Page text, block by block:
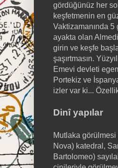
gördüğünüz her
keşfetmenin en
Vaktizamanında 5
ayakta olan
girin ve keşfe
şaşırtmasın.
Emevi devleti
Portekiz ve
izler var ki...
Dinî yapılar
Mutlaka görülmesi
Nova) katedral,
Bartolomeo)